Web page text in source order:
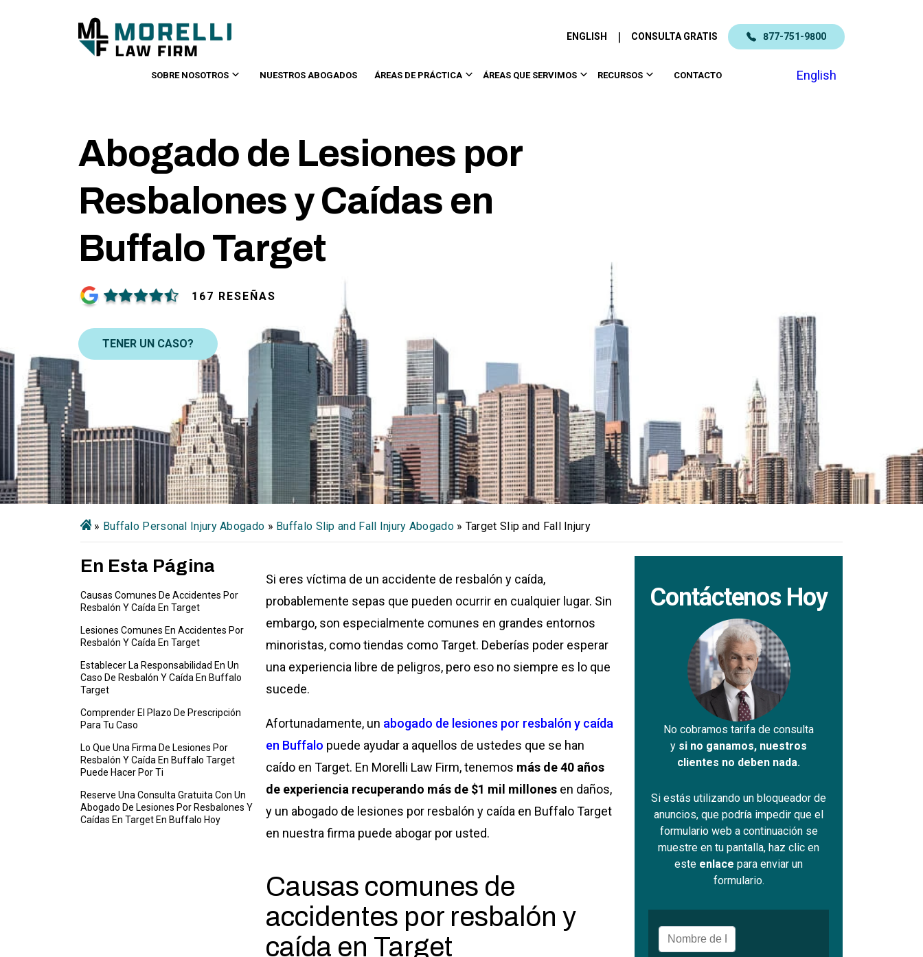
ENGLISH | CONSULTA GRATIS 877-751-9800
SOBRE NOSOTROS NUESTROS ABOGADOS ÁREAS DE PRÁCTICA ÁREAS QUE SERVIMOS RECURSOS CONTACTO English
Abogado de Lesiones por
Resbalones y Caídas en
Buffalo Target
167 RESEÑAS
TENER UN CASO?
» Buffalo Personal Injury Abogado » Buffalo Slip and Fall Injury Abogado» Target Slip and Fall Injury
En Esta Página
Causas Comunes De Accidentes Por
Resbalón Y Caída En Target
Lesiones Comunes En Accidentes Por
Resbalón Y Caída En Target
Establecer La Responsabilidad En Un
Caso De Resbalón Y Caída En Buffalo
Target
Comprender El Plazo De Prescripción
Para Tu Caso
Lo Que Una Firma De Lesiones Por
Resbalón Y Caída En Buffalo Target
Puede Hacer Por Ti
Reserve Una Consulta Gratuita Con Un
Abogado De Lesiones Por Resbalones Y
Caídas En Target En Buffalo Hoy
Si eres víctima de un accidente de resbalón y caída,
probablemente sepas que pueden ocurrir en cualquier lugar. Sin
embargo, son especialmente comunes en grandes entornos
minoristas, como tiendas como Target. Deberías poder esperar
una experiencia libre de peligros, pero eso no siempre es lo que
sucede.
Afortunadamente, un abogado de lesiones por resbalón y caída
en Buffalo puede ayudar a aquellos de ustedes que se han
caído en Target. En Morelli Law Firm, tenemos más de 40 años
de experiencia recuperando más de $1 mil millones en daños,
y un abogado de lesiones por resbalón y caída en Buffalo Target
en nuestra firma puede abogar por usted.
Causas comunes de
accidentes por resbalón y
caída en Target
Contáctenos Hoy
No cobramos tarifa de consulta
y si no ganamos, nuestros
clientes no deben nada.
Si estás utilizando un bloqueador de
anuncios, que podría impedir que el
formulario web a continuación se
muestre en tu pantalla, haz clic en
este enlace para enviar un
formulario.